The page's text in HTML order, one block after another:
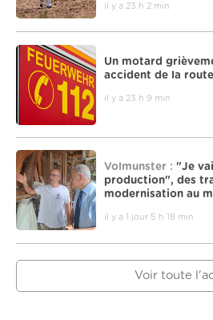
il y a 23 h 2 min
Un motard
accident de la
il y a 23 h 9 min
Volmunster : "Je
production", des
modernisation au
il y a 1 jour 5 h 18 min
Voir toute